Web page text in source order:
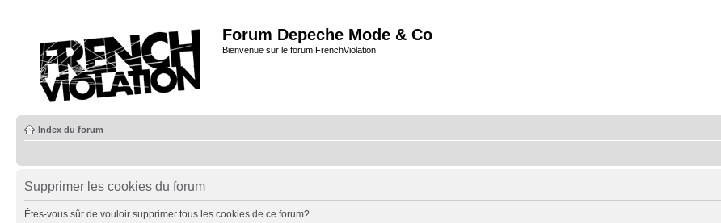
Forum Depeche Mode & Co
Bienvenue sur le forum FrenchViolation
Index du forum
Supprimer les cookies du forum
Êtes-vous sûr de vouloir supprimer tous les cookies de ce forum?